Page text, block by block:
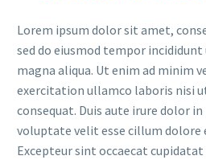
Lorem ipsum dolor sit amet,
sed do eiusmod tempor
magna aliqua. Ut enim ad minim
exercitation ullamco laboris nisi
consequat. Duis aute irure dolor
voluptate velit esse cillum dolore
Excepteur sint occaecat